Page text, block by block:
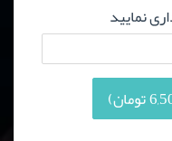
نمایید